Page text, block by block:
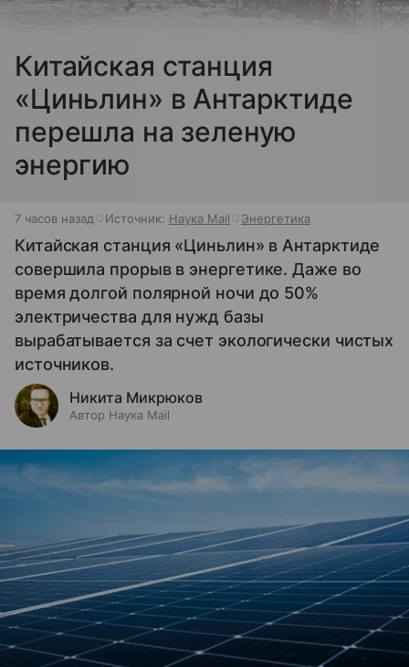
Китайская станция
«Циньлин» в Антарктиде
перешла на зеленую
энергию
7 часов назад Источник: Наука Mail Энергетика
Китайская станция «Циньлин» в Антарктиде
совершила прорыв в энергетике. Даже во
время долгой полярной ночи до 50%
электричества для нужд базы
вырабатывается за счет экологически чистых
источников.
Никита Микрюков
Автор Наука Mail